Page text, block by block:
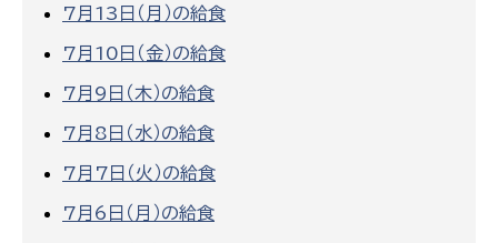
7月13日（月）の給食
7月10日（金）の給食
7月9日（木）の給食
7月8日（水）の給食
7月7日（火）の給食
7月6日（月）の給食